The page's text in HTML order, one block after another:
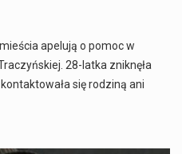
apelują o pomoc w
28-latka zniknęła
się rodziną ani